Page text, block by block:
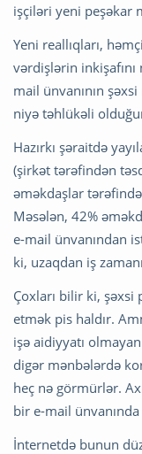
işçiləri yeni peşəkar
Yeni reallıqları,
vərdişlərin
mail ünvanının
niyə təhlükəli
Hazırkı şəraitdə
(şirkət tərəfindən
əməkdaşlar
Məsələn, 42%
e-mail ünvanından
ki, uzaqdan iş
Çoxları bilir ki, şəxsi
etmək pis haldır.
işə aidiyyatı
digər mənbələrdə
heç nə görmürlər.
bir e-mail
İnternetdə bunun